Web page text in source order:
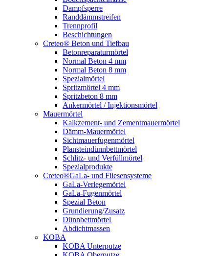
Dampfsperre
Randdämmstreifen
Trennprofil
Beschichtungen
Creteo® Beton und Tiefbau
Betonreparaturmörtel
Normal Beton 4 mm
Normal Beton 8 mm
Spezialmörtel
Spritzmörtel 4 mm
Spritzbeton 8 mm
Ankermörtel / Injektionsmörtel
Mauermörtel
Kalkzement- und Zementmauermörtel
Dämm-Mauermörtel
Sichtmauerfugenmörtel
Plansteindünnbettmörtel
Schlitz- und Verfüllmörtel
Spezialprodukte
Creteo®GaLa- und Fliesensysteme
GaLa-Verlegemörtel
GaLa-Fugenmörtel
Spezial Beton
Grundierung/Zusatz
Dünnbettmörtel
Abdichtmassen
KOBA
KOBA Unterputze